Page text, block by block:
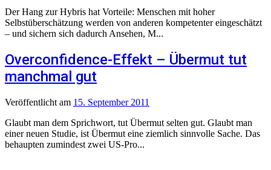
Der Hang zur Hybris hat Vorteile: Menschen mit hoher
Selbstüberschätzung werden von anderen kompetenter eingeschätzt
– und sichern sich dadurch Ansehen, M...
Overconfidence-Effekt – Übermut tut
manchmal gut
Veröffentlicht am 15. September 2011
Glaubt man dem Sprichwort, tut Übermut selten gut. Glaubt man
einer neuen Studie, ist Übermut eine ziemlich sinnvolle Sache. Das
behaupten zumindest zwei US-Pro...